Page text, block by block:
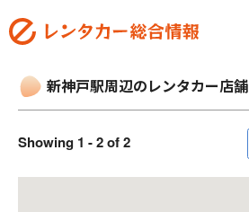
新神戸駅周辺のレンタカー店舗
Showing 1 - 2 of 2